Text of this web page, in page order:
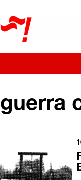
guerra